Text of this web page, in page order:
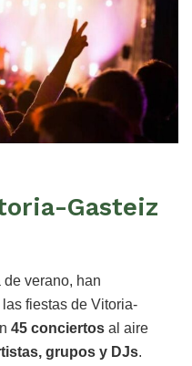
Gasteiz
verano, han
fiestas de Vitoria-
45 conciertos al aire
grupos y DJs.